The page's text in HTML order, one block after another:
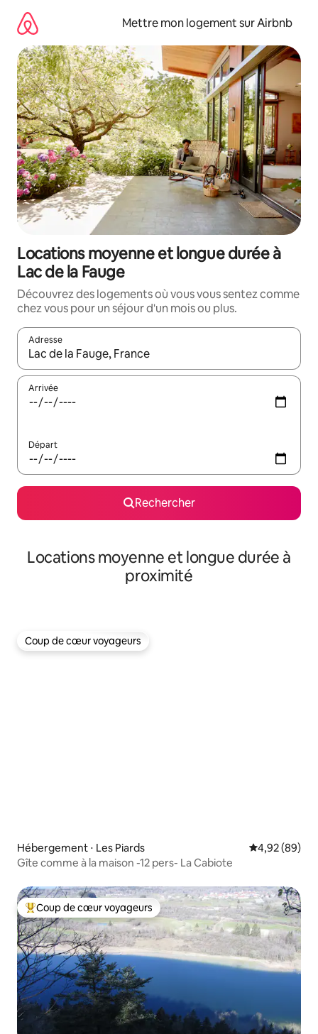
directement
contenu
Mettre mon logement sur Airbnb
Locations moyenne et longue durée à
Lac de la Fauge
Découvrez des logements où vous vous sentez comme
chez vous pour un séjour d'un mois ou plus.
Adresse
Lorsque les résultats s'affichent, utilisez les flèches vers le
Arrivée
Départ
Rechercher
Locations moyenne et longue durée à
proximité
Coup de cœur voyageurs
Coup de cœur voyageurs
Hébergement ⋅ Les Piards Évaluation
4,92 (89)
Gîte comme à la maison -12 pers- La Cabiote
Coups de cœur voyageurs les plus appréciés
Coup de cœur voyageurs